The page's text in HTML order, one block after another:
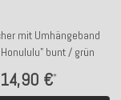
mit Umhängeband
bunt / grün
14,90 €*